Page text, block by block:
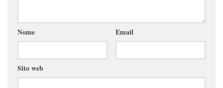
Nome Email
Sito web